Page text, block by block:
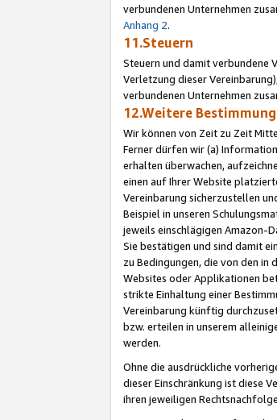
verbundenen Unternehmen
Anhang 2.
11.Steuern
Steuern und damit verbundene
Verletzung dieser
verbundenen Unternehmen
12.Weitere
Wir können von Zeit zu Zeit
Ferner dürfen wir (a)
erhalten überwachen,
einen auf Ihrer Website
Vereinbarung sicherzustellen
Beispiel in unseren
jeweils einschlägigen Amazon-
Sie bestätigen und sind damit
zu Bedingungen, die von den
Websites oder Applikationen
strikte Einhaltung einer
Vereinbarung künftig
bzw. erteilen in unserem
werden.
Ohne die ausdrückliche
dieser Einschränkung ist diese
ihren jeweiligen